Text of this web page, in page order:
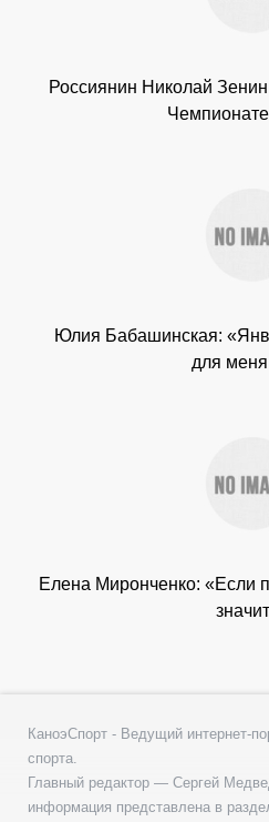
Россиянин Николай
Юлия Бабашинская:
для
Елена Миронченко: «Если
КаноэСпорт - Ведущий интернет-
спорта.
Главный редактор — Сергей
информация представлена в